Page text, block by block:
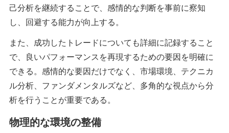
己分析を継続することで、感情的な判断を事前に察知
し、回避する能力が向上する。
また、成功したトレードについても詳細に記録すること
で、良いパフォーマンスを再現するための要因を明確に
できる。感情的な要因だけでなく、市場環境、テクニカ
ル分析、ファンダメンタルズなど、多角的な視点から分
析を行うことが重要である。
物理的な環境の整備